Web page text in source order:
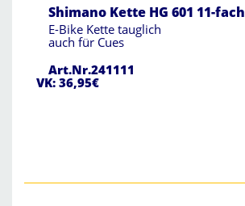
Shimano Kette HG 601 11-fach
E-Bike Kette tauglich
auch für Cues
Art.Nr.241111
VK: 36,95€